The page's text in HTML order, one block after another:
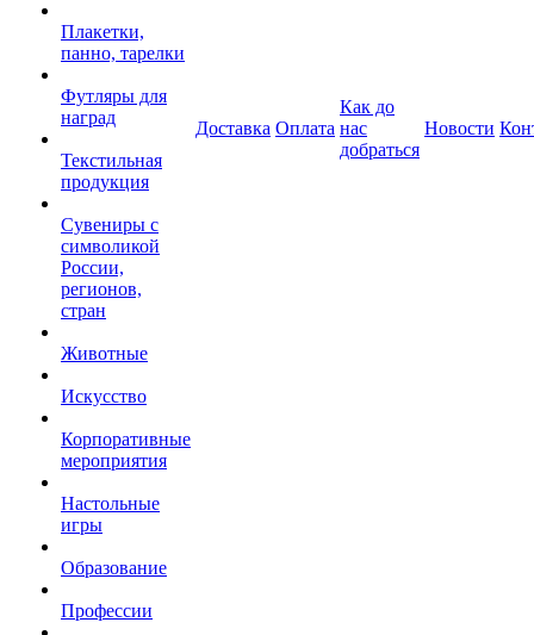
Плакетки,
панно, тарелки
Футляры для
наград
Текстильная
продукция
Сувениры с
символикой
России,
регионов,
стран
Животные
Искусство
Корпоративные
мероприятия
Настольные
игры
Образование
Профессии
Доставка Оплата
Как до
нас
добраться
Новости